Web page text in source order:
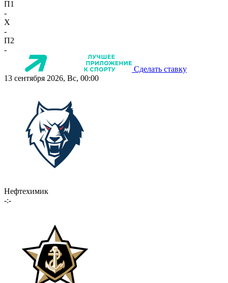
П1
-
X
-
П2
-
Сделать ставку
13 сентября 2026, Вс, 00:00
Нефтехимик
-:-